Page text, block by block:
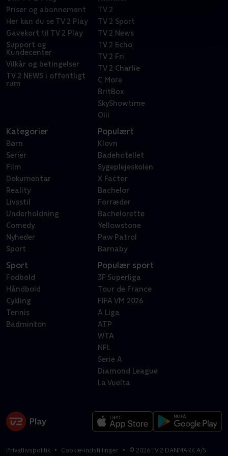
Priser og abonnement
Her kan du se TV 2 Play
Gavekort til TV 2 Play
Support og
Kundecenter
Vilkår og betingelser
TV 2 NEWS i offentligt
rum
TV 2
TV 2 Sport
TV 2 News
TV 2 Echo
TV 2 Fri
TV 2 Charlie
C More
BritBox
SkyShowtime
Oiii
Kategorier
Børn
Serier
Film
Dokumentar
Reality
Livsstil
Underholdning
Comedy
Nyheder
Sport
Populært
Klovn
Badehotellet
Sygeplejeskolen
X Factor
Bachelor
Forræder
Bachelorette
Yellowstone
Paw Patrol
Barnaby
Sport
Fodbold
Håndbold
Cykling
Tennis
Badminton
Populær sport
3F Superliga
Tour de France
FIFA VM 2026
A Liga
ATP
WTA
NFL
Serie A
Diamond League
La Vuelta
Privatlivspolitik Cookie-indstillinger © 2026TV 2 DANMARK A/S